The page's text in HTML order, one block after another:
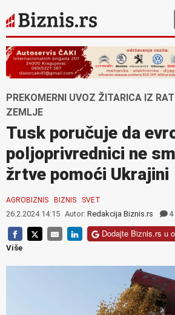
PREKOMERNI UVOZ ŽITARICA IZ
ZEMLJE
Tusk poručuje da
poljoprivrednici ne
žrtve pomoći Ukrajini
AGROBIZNIS BIZNIS SVET
26.2.2024 14:15 Autor: Redakcija Biznis.rs 4
Dodajte Biznis.rs u
Više